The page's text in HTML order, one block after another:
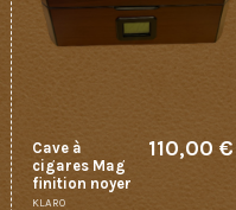
Cave à
cigares Mag
finition noyer
KLARO
110,00 €